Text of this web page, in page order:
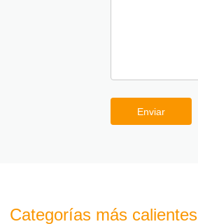
Enviar
Categorías más calientes